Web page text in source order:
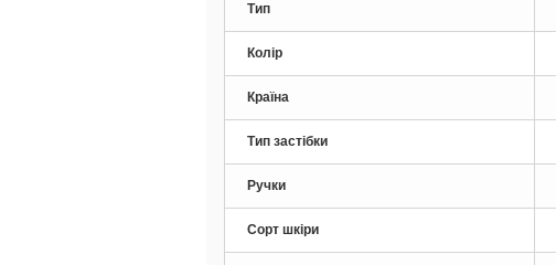
Тип
Колір
Країна
Тип застібки
Ручки
Сорт шкіри